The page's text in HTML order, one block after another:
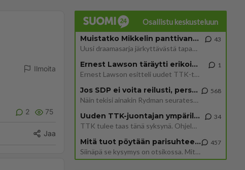
Ilmoita
2 75
Jaa
Osallistu keskusteluun
Muistatko Mikkelin panttivankidraaman?
Uusi draamasarja järkyttävästä tapauksesta on tulossa. Tositapahtumiin perustuva sarja ammentaa vuoden 1986 Mikkelin pan
43
Ernest Lawson täräytti erikoisen heiton TTK-lehdistötilaisuudessa: " Onko tässä tarkoituksena...?"
Ernest Lawson esitteli uudet TTK-tähtioppilaat ja opettajat torstaina 6.8. lehdistölle. Tulevalla kaudella on yksi hausk
1
Jos SDP ei voita reilusti, persut kumoavat demokratian Suomesta
Näin tekisi ainakin Rydman seuratessaan idolinsa Trumpin mallia https://www.is.fi/politiikka/art-2000012187244.html
568
Uuden TTK-juontajan ympärillä epätietoisuus sakenee - Nyt MTV hämmentää soppaa
TTK tulee taas tänä syksynä. Ohjelman uudet tähtioppilaat julkistetaan torstaina 6. elokuuta klo 14 alkavassa lehdistö
34
Mitä tuot pöytään parisuhteessa?
Siinäpä se kysymys on otsikossa. Mitäpä siis tuot/toisit pöytään parisuhteessa? Oletko mies vai nainen? Koetko sen mitä
457